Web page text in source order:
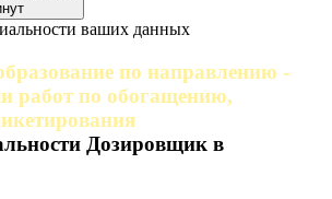
ваших данных
по направлению -
работ по обогащению,
Дозировщик в